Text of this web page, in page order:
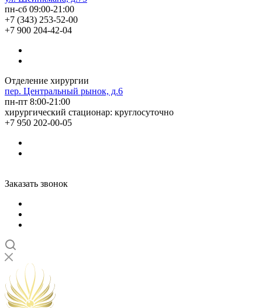
пн-сб 09:00-21:00
+7 (343) 253-52-00
+7 900 204-42-04
Отделение хирургии
пер. Центральный рынок, д.6
пн-пт 8:00-21:00
хирургический стационар: круглосуточно
+7 950 202-00-05
Заказать звонок